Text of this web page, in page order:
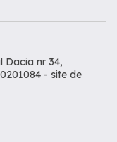
Dacia nr 34,
- site de